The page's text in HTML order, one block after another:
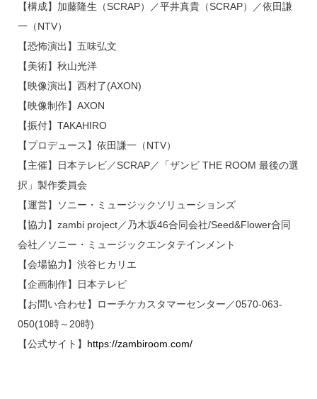
【構成】加藤隆生（SCRAP）／平井真貴（SCRAP）／依田謙
一（NTV）
【恐怖演出】五味弘文
【美術】秋山光洋
【映像演出】西村了(AXON)
【映像制作】AXON
【振付】TAKAHIRO
【プロデュース】依田謙一（NTV）
【主催】日本テレビ／SCRAP／「ザンビ THE ROOM 最後の選
択」製作委員会
【運営】ソニー・ミュージックソリューションズ
【協力】zambi project／乃木坂46合同会社/Seed&Flower合同
会社／ソニー・ミュージックエンタテインメント
【会場協力】渋谷ヒカリエ
【企画制作】日本テレビ
【お問い合わせ】ローチケカスタマーセンター／0570-063-
050(10時～20時)
【公式サイト】 https://zambiroom.com/